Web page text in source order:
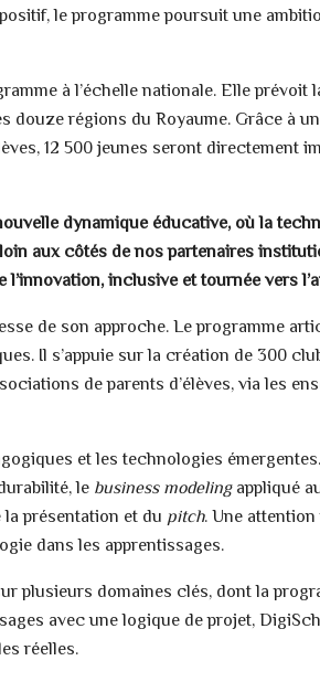
le programme poursuit une
à l’échelle nationale. Elle
douze régions du Royaume. Grâce à
12 500 jeunes seront
dynamique éducative, où la
aux côtés de nos partenaires
inclusive et tournée vers
de son approche. Le programme
Il s’appuie sur la création de 300
de parents d’élèves, via les
et les technologies
lebusiness modelingappliqué
la présentation et dupitch. Une
dans les apprentissages.
plusieurs domaines clés, dont la
avec une logique de projet,
réelles.